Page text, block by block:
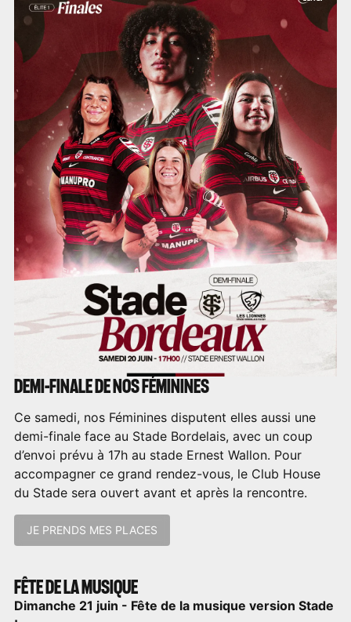
DEMI-FINALE DE NOS FÉMININES
Ce samedi, nos Féminines disputent elles aussi une
demi-finale face au Stade Bordelais, avec un coup
d’envoi prévu à 17h au stade Ernest Wallon. Pour
accompagner ce grand rendez-vous, le Club House
du Stade sera ouvert avant et après la rencontre.
JE PRENDS MES PLACES
FÊTE DE LA MUSIQUE
Dimanche 21 juin - Fête de la musique version Stade